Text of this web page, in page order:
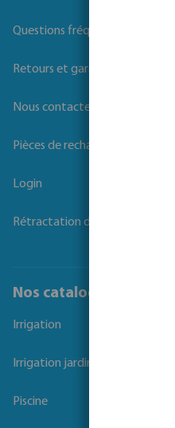
Questions fréquemment posées
Retours et garanties
Nous contacter
Pièces de rechange
Login
Rétractation du contrat
Nos catalogues
Irrigation
Irrigation jardins et parcs
Piscine